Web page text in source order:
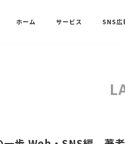
ホーム サービス SNS広